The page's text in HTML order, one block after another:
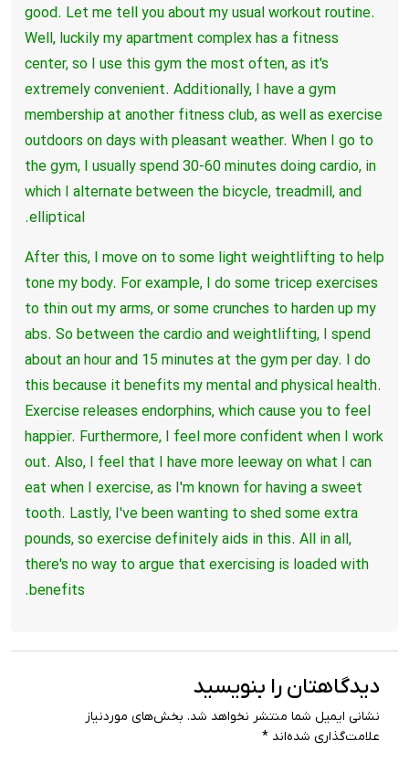
good. Let me tell you about my usual workout routine.
Well, luckily my apartment complex has a fitness
center, so I use this gym the most often, as it's
extremely convenient. Additionally, I have a gym
membership at another fitness club, as well as exercise
outdoors on days with pleasant weather. When I go to
the gym, I usually spend 30-60 minutes doing cardio, in
which I alternate between the bicycle, treadmill, and
elliptical.
After this, I move on to some light weightlifting to help
tone my body. For example, I do some tricep exercises
to thin out my arms, or some crunches to harden up my
abs. So between the cardio and weightlifting, I spend
about an hour and 15 minutes at the gym per day. I do
this because it benefits my mental and physical health.
Exercise releases endorphins, which cause you to feel
happier. Furthermore, I feel more confident when I work
out. Also, I feel that I have more leeway on what I can
eat when I exercise, as I'm known for having a sweet
tooth. Lastly, I've been wanting to shed some extra
pounds, so exercise definitely aids in this. All in all,
there's no way to argue that exercising is loaded with
benefits.
دیدگاهتان را بنویسید
نشانی ایمیل شما منتشر نخواهد شد. بخش‌های موردنیاز
علامت‌گذاری شده‌اند *